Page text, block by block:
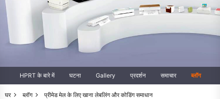
HPRT के बारे में घटना Gallery प्रदर्शन समाचार ब्लॉग
घर ब्लॉग प्रीमेड मेल के लिए खाना लेबलिंग और कोडिंग समाधान